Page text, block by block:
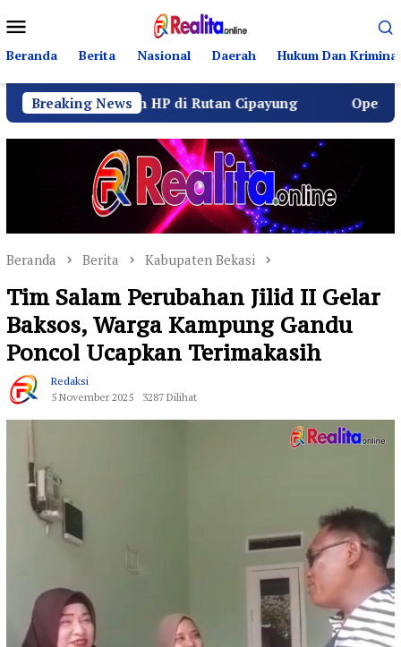
ke
kontenMobile
Beranda Berita Nasional Daerah Hukum Dan Kriminal
Breaking News
HP di Rutan Cipayung Operasi Senyap
Beranda Berita Kabupaten Bekasi
Tim Salam Perubahan Jilid II Gelar
Baksos, Warga Kampung Gandu
Poncol Ucapkan Terimakasih
Redaksi
5 November 2025
3287 Dilihat